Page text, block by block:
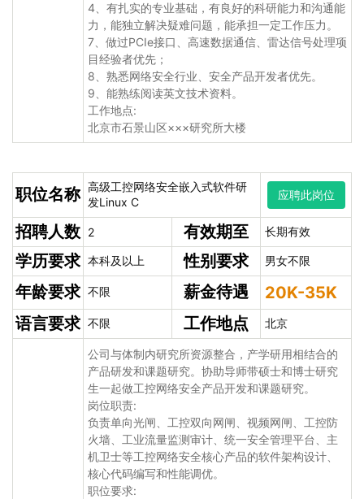
4、有扎实的专业基础，有良好的科研能力和沟通能
力，能独立解决疑难问题，能承担一定工作压力。
7、做过PCIe接口、高速数据通信、雷达信号处理项
目经验者优先；
8、熟悉网络安全行业、安全产品开发者优先。
9、能熟练阅读英文技术资料。
工作地点:
北京市石景山区×××研究所大楼
职位名称 高级工控网络安全嵌入式软件研
发Linux C
应聘此岗位
招聘人数 2 有效期至 长期有效
学历要求 本科及以上 性别要求 男女不限
年龄要求 不限 薪金待遇
20K-35K
语言要求 不限 工作地点 北京
公司与体制内研究所资源整合，产学研用相结合的
产品研发和课题研究。协助导师带硕士和博士研究
生一起做工控网络安全产品开发和课题研究。
岗位职责:
负责单向光闸、工控双向网闸、视频网闸、工控防
火墙、工业流量监测审计、统一安全管理平台、主
机卫士等工控网络安全核心产品的软件架构设计、
核心代码编写和性能调优。
职位要求: